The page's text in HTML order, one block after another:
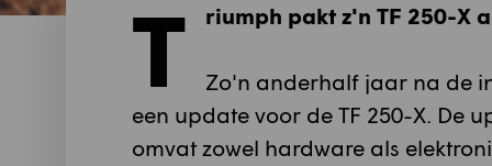
T riumph pakt z'n TF 250-X
Zo'n anderhalf jaar na de
een update voor de TF 250-X. De
omvat zowel hardware als